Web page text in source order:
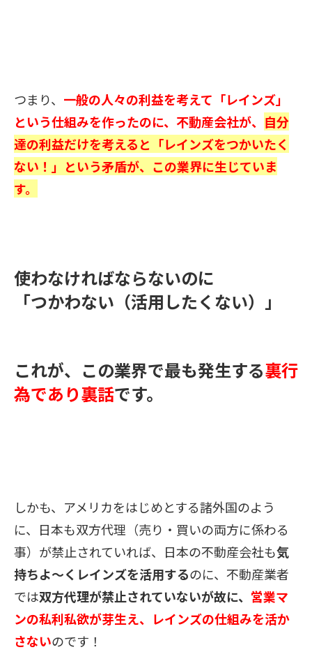
つまり、 一般の人々の利益を考えて「レインズ」
という仕組みを作ったのに、不動産会社が、 自分
達の利益だけを考えると「レインズをつかいたく
ない！」という矛盾が、この業界に生じていま
す。
使わなければならないのに
「つかわない（活用したくない）」
これが、この業界で最も発生する裏行
為であり裏話です。
しかも、アメリカをはじめとする諸外国のよう
に、日本も双方代理 （売り・買いの両方に係わる
事）が禁止されていれば、日本の不動産会社も気
持ちよ〜くレインズを活用するのに、不動産業者
では双方代理が禁止されていないが故に、 営業マ
ンの私利私欲が芽生え、 レインズの仕組みを活か
さないのです！